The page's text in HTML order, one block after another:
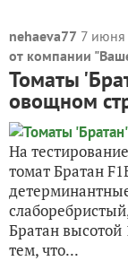
nehaeva77 7
от компании
Томаты
овощном
На
томат Братан
Братан высотой
тем, что...